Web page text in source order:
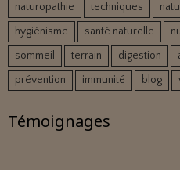
naturopathie
techniques
hygiénisme
santé naturelle
sommeil
terrain digestion
prévention
immunité blog
Témoignages